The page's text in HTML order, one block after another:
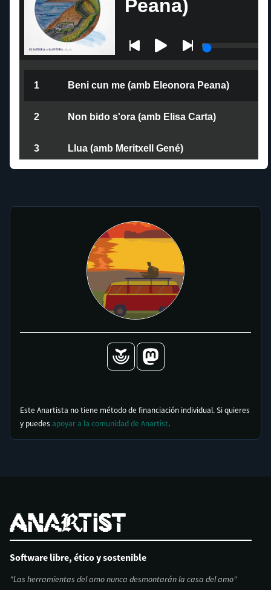
Este Anartista no tiene método de financiación individual. Si quieres
y puedes apoyar a la comunidad de Anartist.
Software libre, ético y sostenible
"Las herramientas del amo nunca desmontarán la casa del amo"